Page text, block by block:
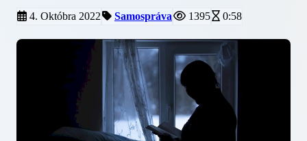
4. Októbra 2022 Samospráva 1395 0:58